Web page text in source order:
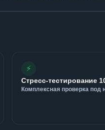
⚡
Стресс-тестирование
Комплексная проверка под